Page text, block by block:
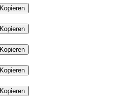
Kopieren
Kopieren
Kopieren
Kopieren
Kopieren